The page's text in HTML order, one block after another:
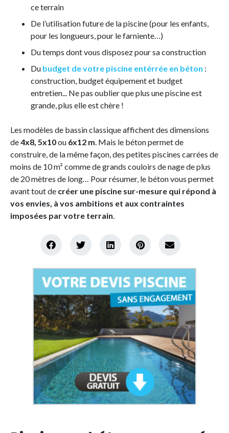
ce terrain
De l’utilisation future de la piscine (pour les enfants,
pour les longueurs, pour le farniente…)
Du temps dont vous disposez pour sa construction
Du budget de votre piscine entérrée en béton :
construction, budget équipement et budget
entretien... Ne pas oublier que plus une piscine est
grande, plus elle est chère !
Les modèles de bassin classique affichent des dimensions
de4x8, 5x10ou 6x12 m. Mais le béton permet de
construire, de la même façon, des petites piscines carrées de
moins de 10 m² comme de grands couloirs de nage de plus
de 20 mètres de long… Pour résumer, le béton vous permet
avant tout de créer une piscine sur-mesure qui répond à
vos envies, à vos ambitions et aux contraintes
imposées par votre terrain.